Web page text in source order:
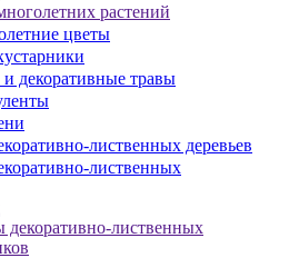
растений
цветы
и декоративные травы
лиственных деревьев
лиственных
лиственных